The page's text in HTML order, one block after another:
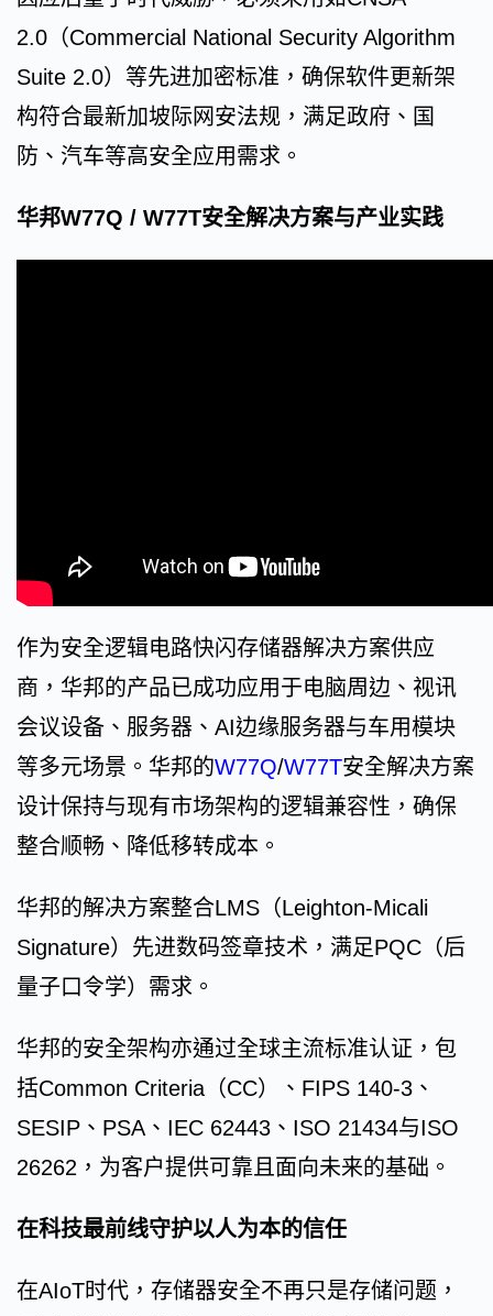
2.0（Commercial National Security Algorithm
Suite 2.0）等先进加密标准，确保软件更新架
构符合最新加坡际网安法规，满足政府、国
防、汽车等高安全应用需求。
华邦W77Q / W77T安全解决方案与产业实践
作为安全逻辑电路快闪存储器解决方案供应
商，华邦的产品已成功应用于电脑周边、视讯
会议设备、服务器、AI边缘服务器与车用模块
等多元场景。华邦的W77Q/W77T安全解决方案
设计保持与现有市场架构的逻辑兼容性，确保
整合顺畅、降低移转成本。
华邦的解决方案整合LMS（Leighton-Micali
Signature）先进数码签章技术，满足PQC（后
量子口令学）需求。
华邦的安全架构亦通过全球主流标准认证，包
括Common Criteria（CC）、FIPS 140-3、
SESIP、PSA、IEC 62443、ISO 21434与ISO
26262，为客户提供可靠且面向未来的基础。
在科技最前线守护以人为本的信任
在AIoT时代，存储器安全不再只是存储问题，